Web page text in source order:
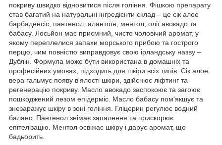
покриву швидко відновитися після гоління. Фішкою препарату
став багатий на натуральні інгредієнти склад – це сік алое
барбаденсіс, пантенол, алантоїн, ментол, олії авокадо та
бабасу. Лосьйон має приємний, чисто чоловічий аромат, у
якому переплелися запахи морського прибою та гострого
перцю, чим повністю виправдовує свою ірландську назву –
Дублін. Формула може бути використана в домашніх та
професійних умовах, підходить для шкіри всіх типів. Сік алое
вера гальмує появу в'ялості шкіри, здійснює ліфтинг та
регенерацію покриву. Масло авокадо заспокоює та загоює
пошкоджений лезом епідерміс. Масло бабасу пом'якшує та
знезаражує шкіру в зоні гоління. Гліцерин регулює водний
баланс. Пантенол знімає запалення та прискорює
епітелізацію. Ментол освіжає шкіру і дарує аромат, що
бадьорить.